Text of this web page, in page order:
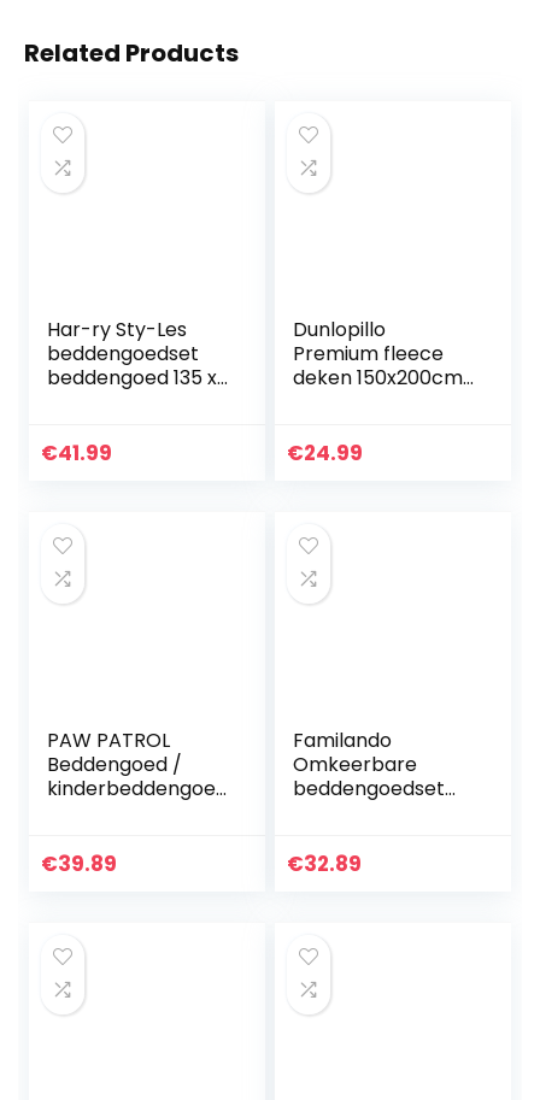
Related Products
Har-ry Sty-Les
beddengoedset
beddengoed 135 x
kinderdekbedover
€41.99
Dunlopillo
Premium fleece
deken 150x200cm
zachte tv deken –
€24.99
PAW PATROL
Beddengoed /
kinderbeddengoed
€39.89
Familando
Omkeerbare
beddengoedset
80 x 80 cm, 100%
€32.89